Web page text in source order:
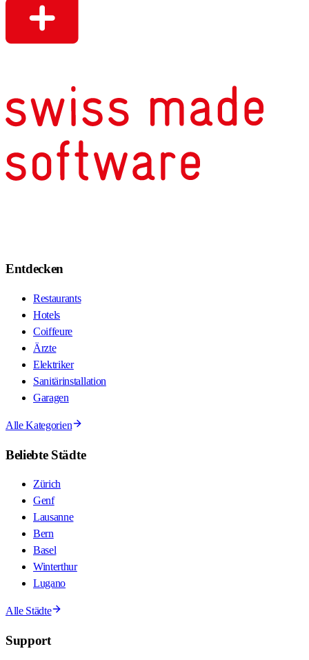
Entdecken
Restaurants
Hotels
Coiffeure
Ärzte
Elektriker
Sanitärinstallation
Garagen
Alle Kategorien
Beliebte Städte
Zürich
Genf
Lausanne
Bern
Basel
Winterthur
Lugano
Alle Städte
Support